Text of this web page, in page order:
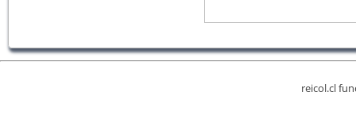
reicol.cl